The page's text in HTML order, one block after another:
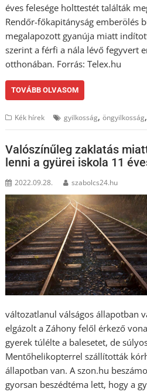
éves felesége holttestét találták
Rendőr-főkapitányság emberölés
megalapozott gyanúja miatt
szerint a férfi a nála lévő fegyvert
otthonában. Forrás: Telex.hu
TOVÁBB OLVASOM
Kék hírek gyilkosság,öngyilkosság,
Valószínűleg zaklatás
lenni a gyürei iskola 11
2022.09.28. szabolcs24.hu
változatlanul válságos állapotban
elgázolt a Záhony felől érkező
gyerek túlélte a balesetet, de
Mentőhelikopterrel szállították
állapotban van. A szon.hu
gyorsan beszédtéma lett, hogy a